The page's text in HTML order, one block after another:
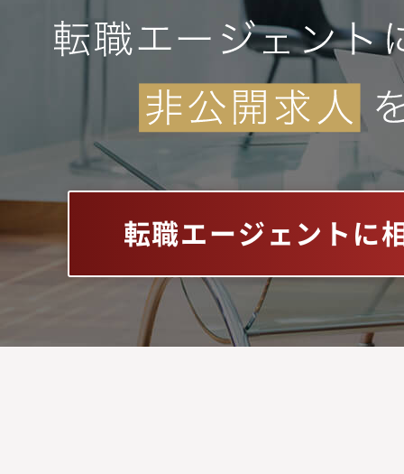
転職エージェントに